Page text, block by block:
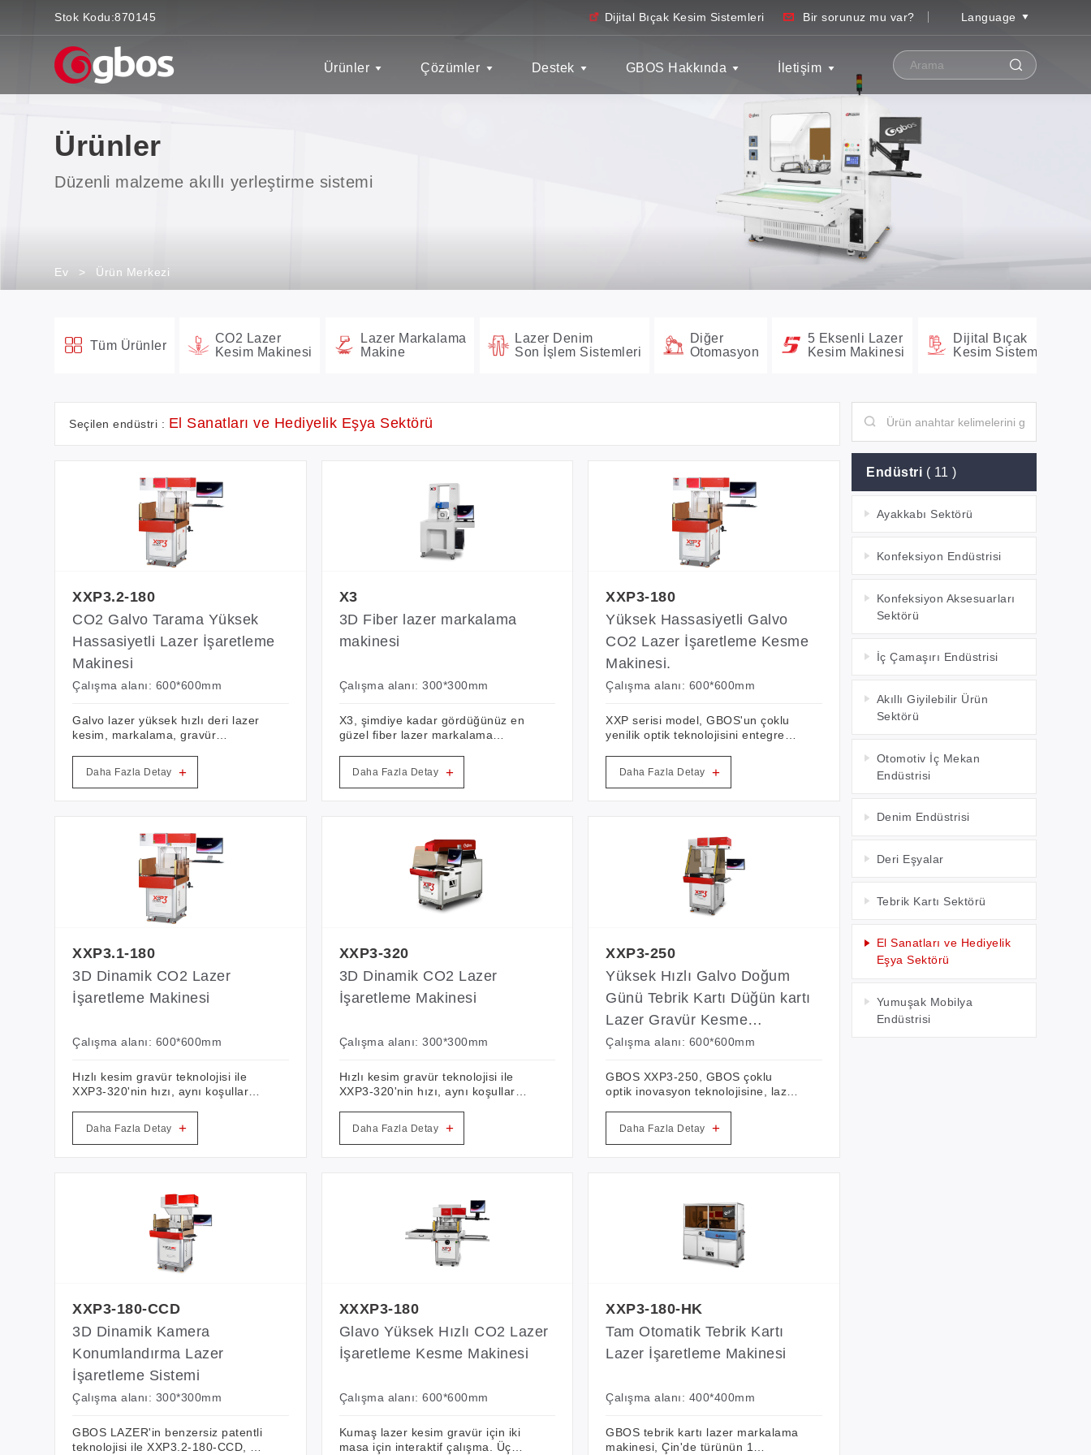
Stok Kodu:870145 Dijital Bıçak Kesim Sistemleri Bir sorunuz mu var? Language
Ürünler Çözümler Destek GBOS Hakkında İletişim
Ürünler
Düzenli malzeme akıllı yerleştirme sistemi
Ev > Ürün Merkezi
Tüm Ürünler
CO2 Lazer
Kesim Makinesi
Lazer Markalama
Makine
Lazer Denim
Son İşlem Sistemleri
Diğer
Otomasyon
5 Eksenli Lazer
Kesim Makinesi
Dijital Bıçak
Kesim Sistemleri
Seçilen endüstri : El Sanatları ve Hediyelik Eşya Sektörü
XXP3.2-180
CO2 Galvo Tarama Yüksek
Hassasiyetli Lazer İşaretleme
Makinesi
Çalışma alanı: 600*600mm
Galvo lazer yüksek hızlı deri lazer
kesim, markalama, gravür
dinamik markalama sistemi
kullanım ile dijital optik tarama
teknolojisini benimser.
Daha Fazla Detay +
X3
3D Fiber lazer markalama
makinesi
Çalışma alanı: 300*300mm
X3, şimdiye kadar gördüğünüz en
güzel fiber lazer markalama
boyutu. Doğal uyum, güvenlik ve
Daha Fazla Detay +
XXP3-180
Yüksek Hassasiyetli Galvo
CO2 Lazer İşaretleme Kesme
Makinesi.
Çalışma alanı: 600*600mm
XXP serisi model, GBOS'un çoklu
yenilik optik teknolojisini entegre
sistemidir. Üstün hızlı, yüksek
yöntemi olan dijital optik tarama
tekniğini benimser.
Daha Fazla Detay +
XXP3.1-180
3D Dinamik CO2 Lazer
İşaretleme Makinesi
Çalışma alanı: 600*600mm
Hızlı kesim gravür teknolojisi ile
XXP3-320'nin hızı, aynı koşullar
delme, kağıt kesme, el sanatları ve
Daha Fazla Detay +
XXP3-320
3D Dinamik CO2 Lazer
İşaretleme Makinesi
Çalışma alanı: 300*300mm
Hızlı kesim gravür teknolojisi ile
XXP3-320'nin hızı, aynı koşullar
delme, kağıt kesme, el sanatları ve
Daha Fazla Detay +
XXP3-250
Yüksek Hızlı Galvo Doğum
Günü Tebrik Kartı Düğün kartı
Lazer Gravür Kesme
İşaretleme Makinesi
Çalışma alanı: 600*600mm
GBOS XXP3-250, GBOS çoklu
optik inovasyon teknolojisine, lazer
optik tarama teknolojisini benimser,
Daha Fazla Detay +
XXP3-180-CCD
3D Dinamik Kamera
Konumlandırma Lazer
İşaretleme Sistemi
Çalışma alanı: 300*300mm
GBOS LAZER'in benzersiz patentli
teknolojisi ile XXP3.2-180-CCD, hız
XXXP3-180
Glavo Yüksek Hızlı CO2 Lazer
İşaretleme Kesme Makinesi
Çalışma alanı: 600*600mm
Kumaş lazer kesim gravür için iki
masa için interaktif çalışma. Üç
XXP3-180-HK
Tam Otomatik Tebrik Kartı
Lazer İşaretleme Makinesi
Çalışma alanı: 400*400mm
GBOS tebrik kartı lazer markalama
makinesi, Çin'de türünün 1
Endüstri ( 11 )
Ayakkabı Sektörü
Konfeksiyon Endüstrisi
Konfeksiyon Aksesuarları
Sektörü
İç Çamaşırı Endüstrisi
Akıllı Giyilebilir Ürün
Sektörü
Otomotiv İç Mekan
Endüstrisi
Denim Endüstrisi
Deri Eşyalar
Tebrik Kartı Sektörü
El Sanatları ve Hediyelik
Eşya Sektörü
Yumuşak Mobilya
Endüstrisi